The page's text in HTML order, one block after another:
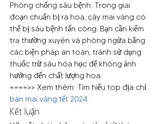
Phòng chống sâu bệnh: Trong giai
đoạn chuẩn bị ra hoa, cây mai vàng có
thể bị sâu bệnh tấn công. Bạn cần kiểm
tra thường xuyên và phòng ngừa bằng
các biện pháp an toàn, tránh sử dụng
thuốc trừ sâu hóa học để không ảnh
hưởng đến chất lượng hoa.
bán mai vàng tết 2024
Kết luận